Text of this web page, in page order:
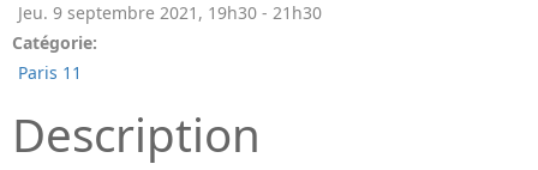
Jeu. 9 septembre 2021 , 19h30 - 21h30
Catégorie:
Paris 11
Description